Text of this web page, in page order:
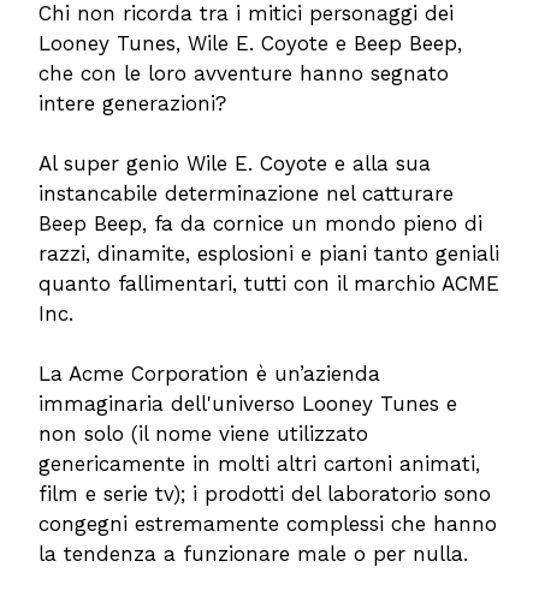
Chi non ricorda tra i mitici personaggi dei
Looney Tunes, Wile E. Coyote e Beep Beep,
che con le loro avventure hanno segnato
intere generazioni?
Al super genio Wile E. Coyote e alla sua
instancabile determinazione nel catturare
Beep Beep, fa da cornice un mondo pieno di
razzi, dinamite, esplosioni e piani tanto geniali
quanto fallimentari, tutti con il marchio ACME
Inc.
La Acme Corporation è un’azienda
immaginaria dell'universo Looney Tunes e
non solo (il nome viene utilizzato
genericamente in molti altri cartoni animati,
film e serie tv); i prodotti del laboratorio sono
congegni estremamente complessi che hanno
la tendenza a funzionare male o per nulla.